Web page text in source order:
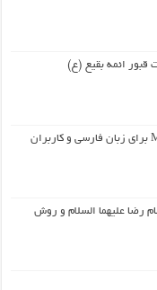
ائمه بقیع (ع)
دانلود اپلیکیشن صرافی MEXC برای زبان فارسی و کاربران
رضا علیهما السلام و روش